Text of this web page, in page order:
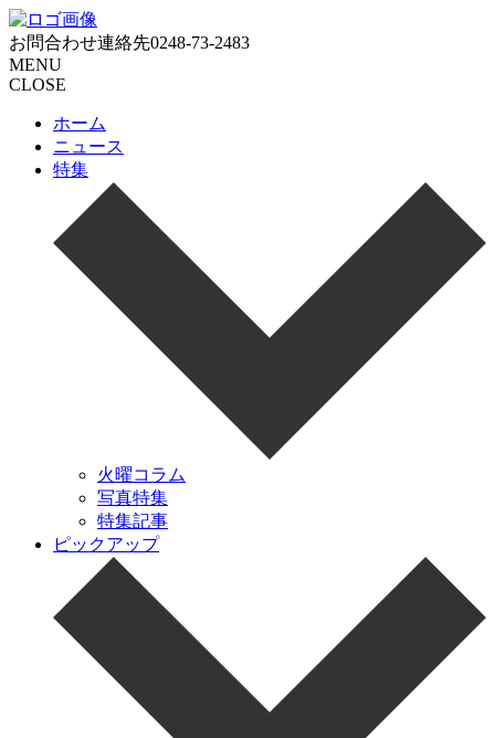
お問合わせ連絡先0248-73-2483
MENU
CLOSE
ホーム
ニュース
特集
火曜コラム
写真特集
特集記事
ピックアップ